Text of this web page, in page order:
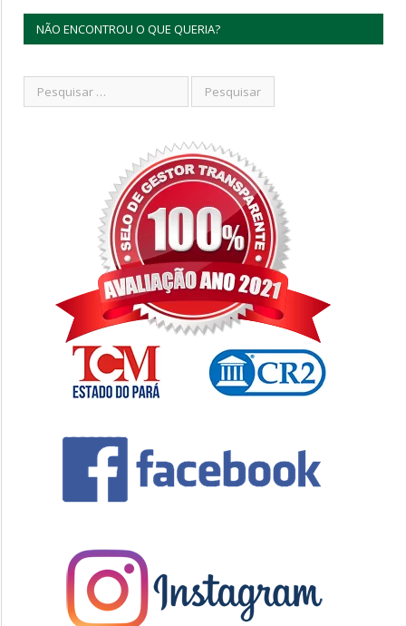
NÃO ENCONTROU O QUE QUERIA?